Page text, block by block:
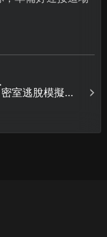
密室逃脫模擬器2
掘！